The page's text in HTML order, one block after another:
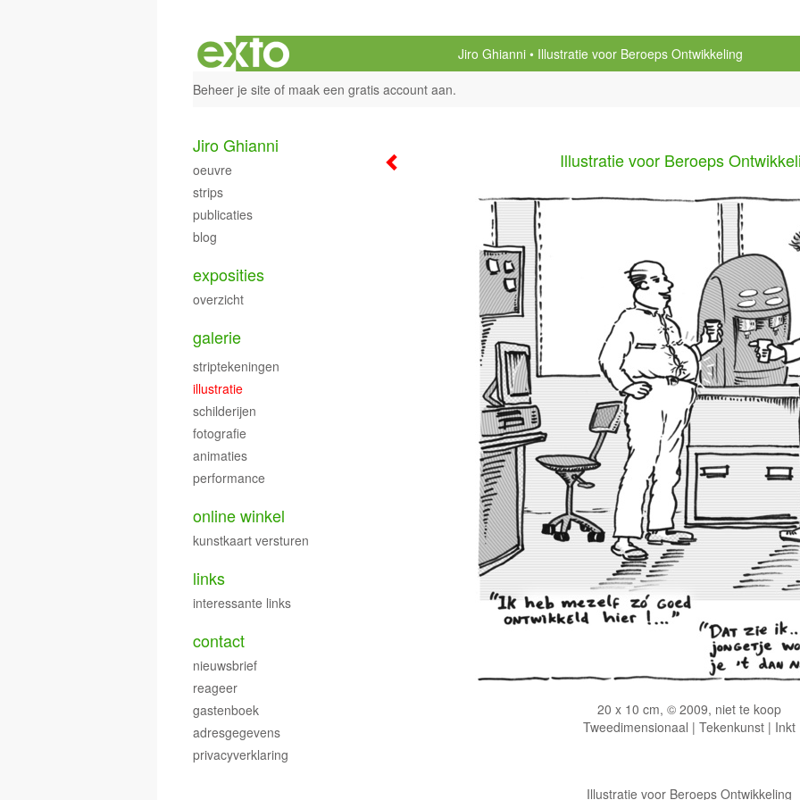
Jiro Ghianni
Illustratie voor Beroeps Ontwikkeling
Beheer je site of maak een gratis account aan.
Illustratie voor Beroeps
20 x 10 cm, © 2009, niet te koop
Tweedimensionaal | Tekenkunst | Inkt
Illustratie voor Beroeps Ontwikkeling
Jiro Ghianni
oeuvre
strips
publicaties
blog
exposities
overzicht
galerie
striptekeningen
illustratie
schilderijen
fotografie
animaties
performance
online winkel
kunstkaart versturen
links
interessante links
contact
nieuwsbrief
reageer
gastenboek
adresgegevens
privacyverklaring